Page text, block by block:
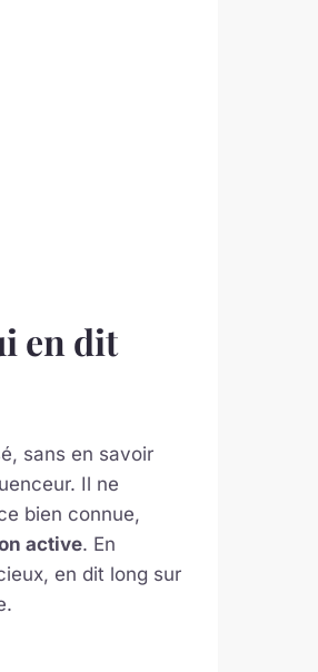
en dit
sans en savoir
Il ne
bien connue,
active. En
en dit long sur